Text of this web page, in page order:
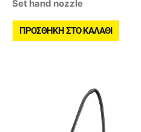
Set hand nozzle
ΠΡΟΣΘΉΚΗ ΣΤΟ ΚΑΛΆΘΙ